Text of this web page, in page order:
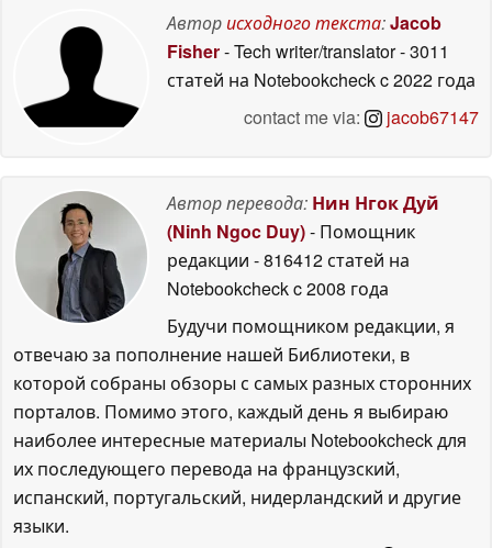
Авторисходного текста:Jacob
Fisher- Tech writer/translator- 3011
статей на Notebookcheckc 2022 года
contact me via:
jacob67147
Автор перевода: Нин Нгок Дуй
(Ninh Ngoc Duy)- Помощник
редакции - 816412 статей на
Notebookcheckc 2008 года
Будучи помощником редакции, я
отвечаю за пополнение нашей Библиотеки, в
которой собраны обзоры с самых разных сторонних
порталов. Помимо этого, каждый день я выбираю
наиболее интересные материалы Notebookcheck для
их последующего перевода на французский,
испанский, португальский, нидерландский и другие
языки.